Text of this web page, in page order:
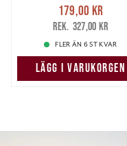
Nuvarande pris
179,00 krTidigare pris
327,00 kr
179,00 kr
327,00 kr
FLER ÄN 6 ST KVAR
LÄGG I VARUKORGEN